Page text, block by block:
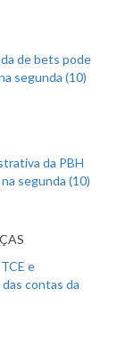
de bets pode
segunda (10)
da PBH
segunda (10)
e
contas da